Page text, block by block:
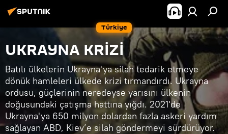
Türkiye
UKRAYNA KRİZİ
Batılı ülkelerin Ukrayna'ya silah tedarik etmeye
dönük hamleleri ülkede krizi tırmandırdı. Ukrayna
ordusu, güçlerinin neredeyse yarısını ülkenin
doğusundaki çatışma hattına yığdı. 2021'de
Ukrayna'ya 650 milyon dolardan fazla askeri yardım
sağlayan ABD, Kiev’e silah göndermeyi sürdürüyor.